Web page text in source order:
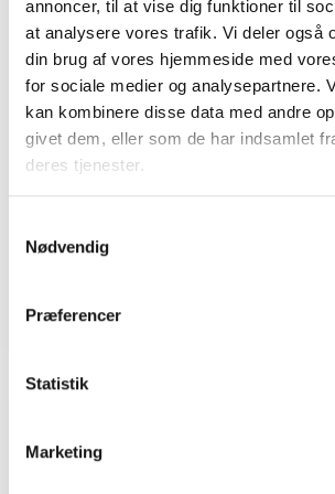
annoncer, til at vise dig funktioner til
at analysere vores trafik. Vi deler også
din brug af vores hjemmeside med
for sociale medier og analysepartnere.
kan kombinere disse data med andre
givet dem, eller som de har indsamlet
deres tjenester.
Nødvendig
Præferencer
Statistik
Marketing
Kontakt
Vigithan
Senioranalytiker
Mail: vis@bl.dk
Relateret indhold